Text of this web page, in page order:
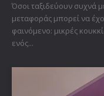
Όσοι ταξιδεύουν συχνά
μεταφοράς μπορεί να
φαινόμενο: μικρές
ενός...